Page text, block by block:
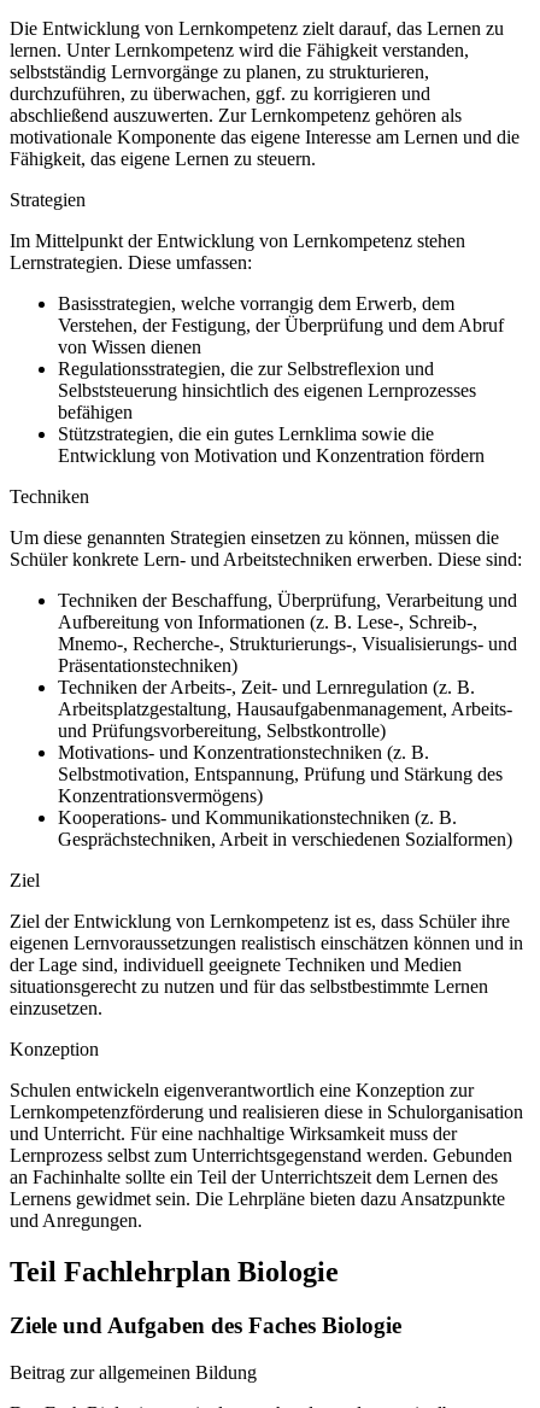
Die Entwicklung von Lernkompetenz zielt darauf, das Lernen zu
lernen. Unter Lernkompetenz wird die Fähigkeit verstanden,
selbstständig Lernvorgänge zu planen, zu strukturieren,
durchzuführen, zu überwachen, ggf. zu korrigieren und
abschließend auszuwerten. Zur Lernkompetenz gehören als
motivationale Komponente das eigene Interesse am Lernen und die
Fähigkeit, das eigene Lernen zu steuern.
Strategien
Im Mittelpunkt der Entwicklung von Lernkompetenz stehen
Lernstrategien. Diese umfassen:
Basisstrategien, welche vorrangig dem Erwerb, dem
Verstehen, der Festigung, der Überprüfung und dem Abruf
von Wissen dienen
Regulationsstrategien, die zur Selbstreflexion und
Selbststeuerung hinsichtlich des eigenen Lernprozesses
befähigen
Stützstrategien, die ein gutes Lernklima sowie die
Entwicklung von Motivation und Konzentration fördern
Techniken
Um diese genannten Strategien einsetzen zu können, müssen die
Schüler konkrete Lern- und Arbeitstechniken erwerben. Diese sind:
Techniken der Beschaffung, Überprüfung, Verarbeitung und
Aufbereitung von Informationen (z. B. Lese-, Schreib-,
Mnemo-, Recherche-, Strukturierungs-, Visualisierungs- und
Präsentationstechniken)
Techniken der Arbeits-, Zeit- und Lernregulation (z. B.
Arbeitsplatzgestaltung, Hausaufgabenmanagement, Arbeits-
und Prüfungsvorbereitung, Selbstkontrolle)
Motivations- und Konzentrationstechniken (z. B.
Selbstmotivation, Entspannung, Prüfung und Stärkung des
Konzentrationsvermögens)
Kooperations- und Kommunikationstechniken (z. B.
Gesprächstechniken, Arbeit in verschiedenen Sozialformen)
Ziel
Ziel der Entwicklung von Lernkompetenz ist es, dass Schüler ihre
eigenen Lernvoraussetzungen realistisch einschätzen können und in
der Lage sind, individuell geeignete Techniken und Medien
situationsgerecht zu nutzen und für das selbstbestimmte Lernen
einzusetzen.
Konzeption
Schulen entwickeln eigenverantwortlich eine Konzeption zur
Lernkompetenzförderung und realisieren diese in Schulorganisation
und Unterricht. Für eine nachhaltige Wirksamkeit muss der
Lernprozess selbst zum Unterrichtsgegenstand werden. Gebunden
an Fachinhalte sollte ein Teil der Unterrichtszeit dem Lernen des
Lernens gewidmet sein. Die Lehrpläne bieten dazu Ansatzpunkte
und Anregungen.
Teil Fachlehrplan Biologie
Ziele und Aufgaben des Faches Biologie
Beitrag zur allgemeinen Bildung